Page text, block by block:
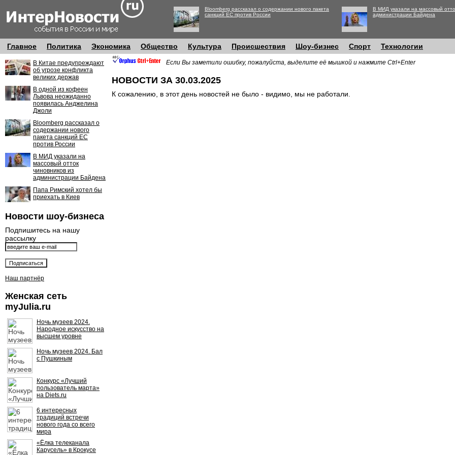
Bloomberg рассказал о содержании нового пакета
санкций ЕС против России
В МИД указали на массовый
администрации Байдена
Главное Политика Экономика Общество Культура Происшествия Шоу-бизнес Спорт Технологии
В Китае предупреждают
об угрозе конфликта
великих держав
В одной из кофеен
Львова неожиданно
появилась Анджелина
Джоли
Bloomberg рассказал о
содержании нового
пакета санкций ЕС
против России
В МИД указали на
массовый отток
чиновников из
администрации Байдена
Папа Римский хотел бы
приехать в Киев
Новости шоу-бизнеса
Подпишитесь на нашу
рассылку
Наш партнёр
Женская сеть
myJulia.ru
Ночь музеев 2024.
Народное искусство на
высшем уровне
Ночь музеев 2024. Бал
с Пушкиным
Конкурс «Лучший
пользователь марта»
на Diets.ru
6 интересных
традиций встречи
нового года со всего
мира
«Ёлка телеканала
Карусель» в Крокусе
Если Вы заметили ошибку, пожалуйста, выделите её мышкой и нажмите Ctrl+Enter
НОВОСТИ ЗА 30.03.2025
К сожалению, в этот день новостей не было - видимо, мы не работали.